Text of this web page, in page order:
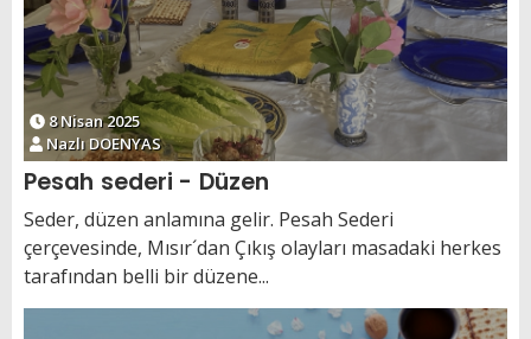
8 Nisan 2025
Nazlı DOENYAS
Pesah sederi - Düzen
Seder, düzen anlamına gelir. Pesah Sederi
çerçevesinde, Mısır´dan Çıkış olayları masadaki herkes
tarafından belli bir düzene...